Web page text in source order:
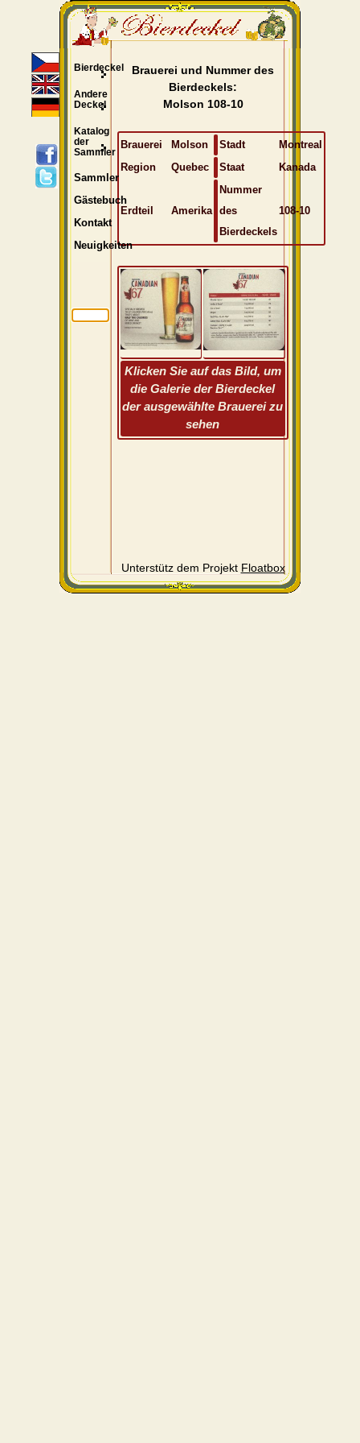
Brauerei und Nummer des
Bierdeckels:
Molson 108-10
Brauerei Molson Stadt
Montreal
Region
Quebec Staat Kanada
Erdteil Amerika
Nummer
des
Bierdeckels
108-10
Klicken Sie auf das Bild, um
die Galerie der Bierdeckel
der ausgewählte Brauerei zu
sehen
Unterstütz dem Projekt Floatbox
Bierdeckel
Andere
Deckel
Katalog
der
Sammler
Sammler
Gästebuch
Kontakt
Neuigkeiten